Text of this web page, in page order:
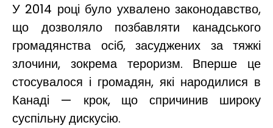
У 2014 році було ухвалено законодавство,
що дозволяло позбавляти канадського
громадянства осіб, засуджених за тяжкі
злочини, зокрема тероризм. Вперше це
стосувалося і громадян, які народилися в
Канаді — крок, що спричинив широку
суспільну дискусію.